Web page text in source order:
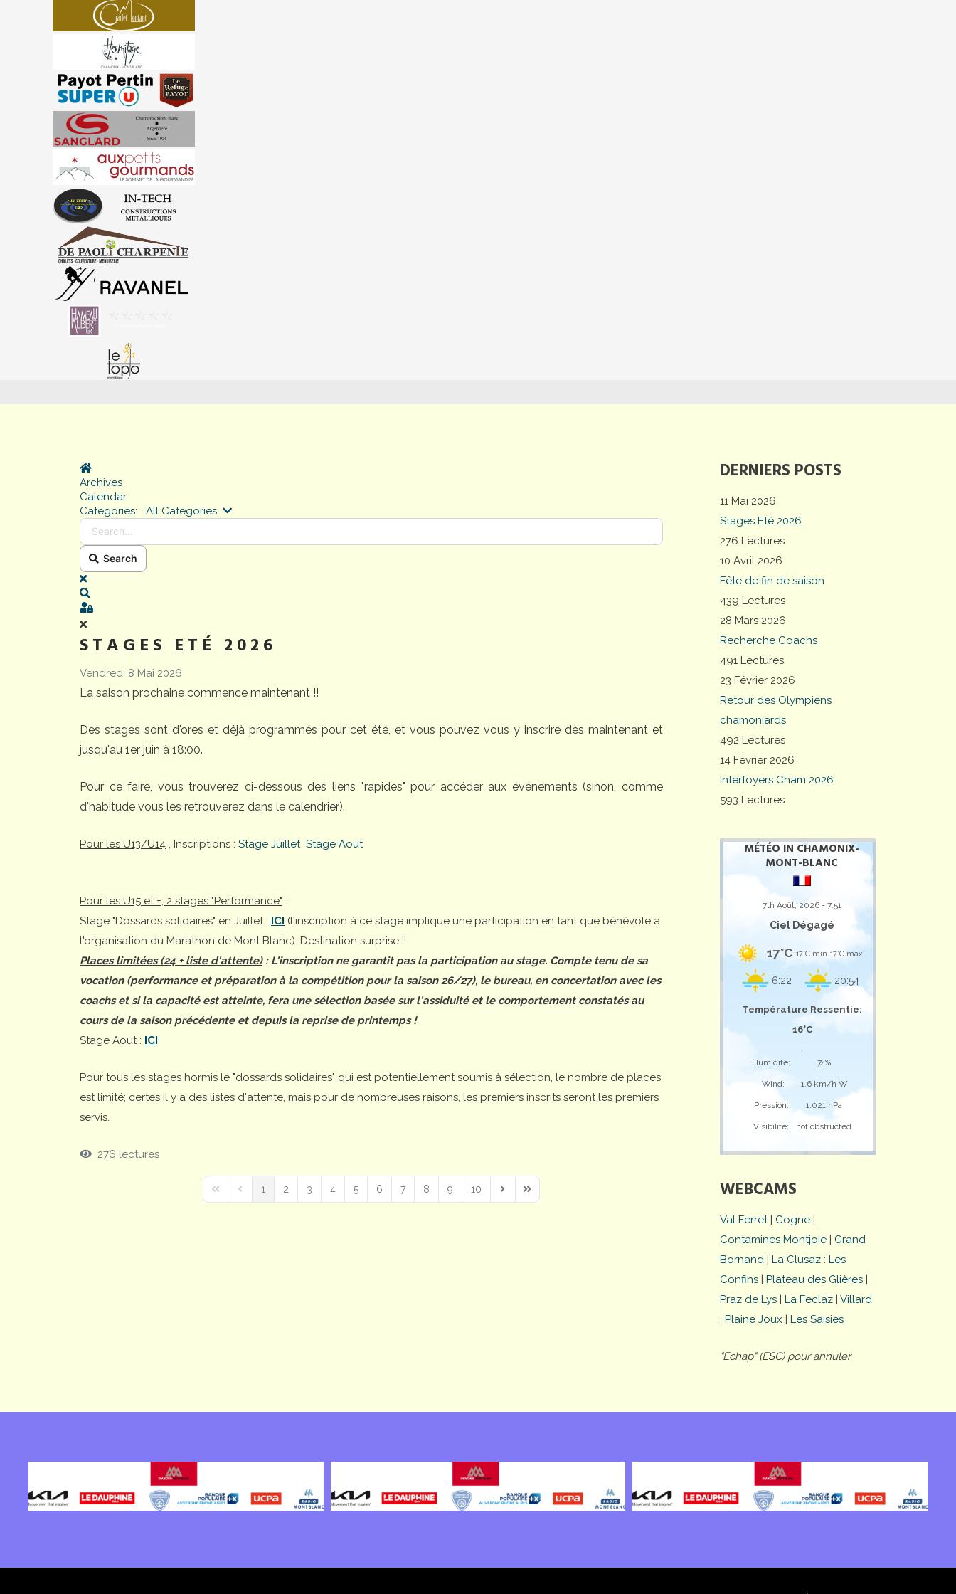
DERNIERS POSTS
11 Mai 2026
Stages Eté 2026
276 Lectures
10 Avril 2026
Fête de fin de saison
439 Lectures
28 Mars 2026
Recherche Coachs
491 Lectures
23 Février 2026
Retour des Olympiens
chamoniards
492 Lectures
14 Février 2026
Interfoyers Cham 2026
593 Lectures
MÉTÉO IN CHAMONIX-
MONT-BLANC
7th Août, 2026 - 7:51
Ciel Dégagé
17°C 17°C min 17°C max
6:22 20:54
Température Ressentie:
16°C
;
Humidité:
74%
Wind: 1,6 km/h W
Pression: 1.021 hPa
Visibilité: not obstructed
WEBCAMS
Val Ferret| Cogne |
Contamines Montjoie | Grand
Bornand | La Clusaz : Les
Confins | Plateau des Glières |
Praz de Lys | La Feclaz | Villard
: Plaine Joux | Les Saisies
"Echap" (ESC) pour annuler
Home
Archives
Calendar
Categories:
All Categories Search...
Search
x
Sign In
STAGES ETÉ 2026
Vendredi 8 Mai 2026
La saison prochaine commence maintenant !!
Des stages sont d'ores et déjà programmés pour cet été, et vous pouvez vous y inscrire dès maintenant et
jusqu'au 1er juin à 18:00.
Pour ce faire, vous trouverez ci-dessous des liens "rapides" pour accéder aux événements (sinon, comme
d'habitude vous les retrouverez dans le calendrier).
Pour les U13/U14 , Inscriptions : Stage Juillet Stage Aout
Pour les U15 et +, 2 stages "Performance" :
Stage "Dossards solidaires" en Juillet : ICI (l'inscription à ce stage implique une participation en tant que bénévole à
l'organisation du Marathon de Mont Blanc). Destination surprise !!
Places limitées (24 + liste d'attente): L'inscription ne garantit pas la participation au stage. Compte tenu de sa
vocation (performance et préparation à la compétition pour la saison 26/27), le bureau, en concertation avec les
coachs et si la capacité est atteinte, fera une sélection basée sur l'assiduité et le comportement constatés au
cours de la saison précédente et depuis la reprise de printemps !
Stage Aout : ICI
Pour tous les stages hormis le "dossards solidaires" qui est potentiellement soumis à sélection, le nombre de places
est limité; certes il y a des listes d'attente, mais pour de nombreuses raisons, les premiers inscrits seront les premiers
servis.
276 lectures
First PagePrevious Page
1 2 3 4 5 6 7 8 9 10
Next PageLast Page